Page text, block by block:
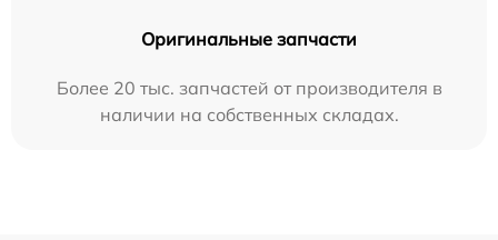
Оригинальные запчасти
Более 20 тыс. запчастей от производителя в
наличии на собственных складах.